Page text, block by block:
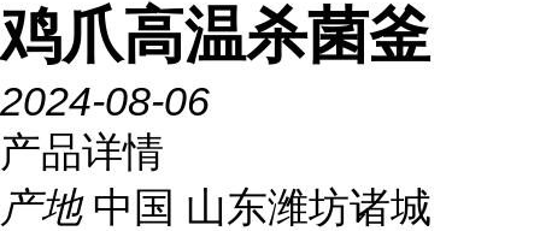
鸡爪高温杀菌釜
2024-08-06
产品详情
产地 中国 山东潍坊诸城